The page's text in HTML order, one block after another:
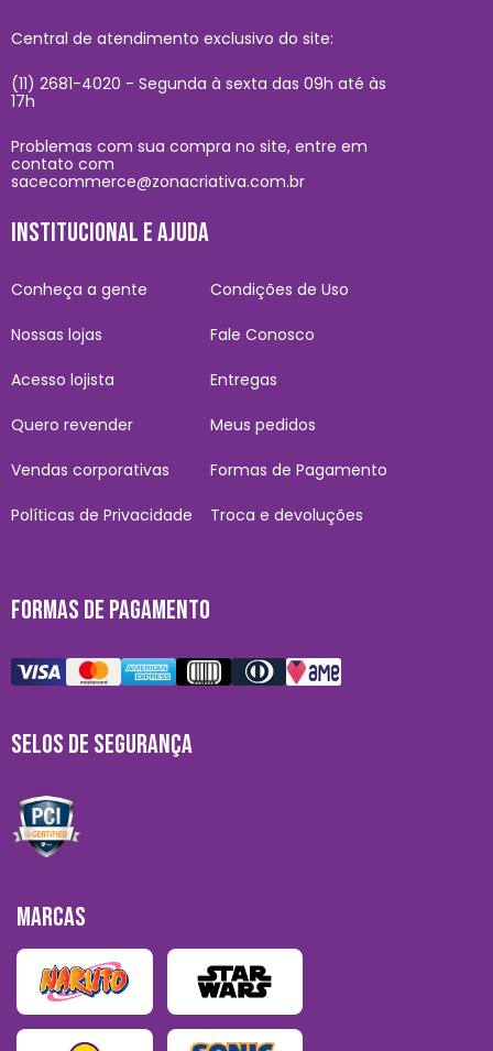
Central de atendimento exclusivo do site:
(11) 2681-4020 - Segunda à sexta das 09h até às
17h
Problemas com sua compra no site, entre em
contato com
sacecommerce@zonacriativa.com.br
INSTITUCIONAL E AJUDA
Conheça a gente
Nossas lojas
Acesso lojista
Quero revender
Vendas corporativas
Políticas de Privacidade
Condições de Uso
Fale Conosco
Entregas
Meus pedidos
Formas de Pagamento
Troca e devoluções
FORMAS DE PAGAMENTO
SELOS DE SEGURANÇA
MARCAS